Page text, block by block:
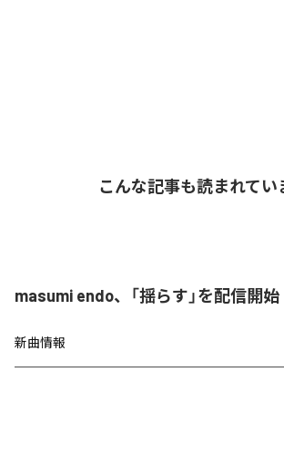
こんな記事も読まれてい
masumi endo、「揺らす」を配信開始
新曲情報